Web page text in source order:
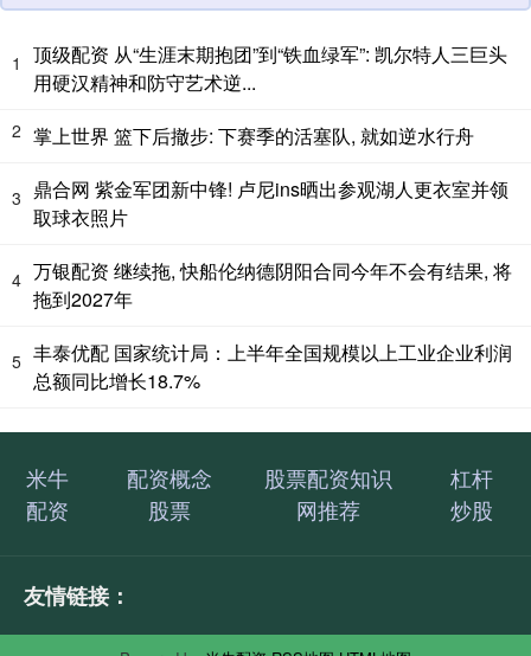
1
顶级配资 从“生涯末期抱团”到“铁血绿军”: 凯尔特人三巨头
用硬汉精神和防守艺术逆...
2 掌上世界 篮下后撤步: 下赛季的活塞队, 就如逆水行舟
3 鼎合网 紫金军团新中锋! 卢尼ins晒出参观湖人更衣室并领
取球衣照片
4 万银配资 继续拖, 快船伦纳德阴阳合同今年不会有结果, 将
拖到2027年
5 丰泰优配 国家统计局：上半年全国规模以上工业企业利润
总额同比增长18.7%
米牛
配资
配资概念
股票
股票配资知识
网推荐
杠杆
炒股
友情链接：